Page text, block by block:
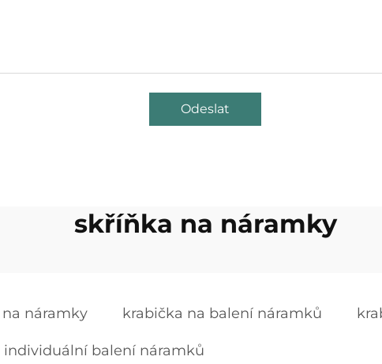
Odeslat
skříňka na náramky
náramky krabička na balení náramků
individuální balení náramků